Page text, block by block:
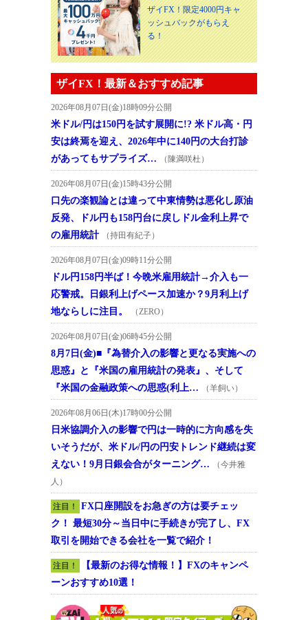
ザイFX！限定4000円キャ
ッシュバックがもらえ
る！
ザイFX！最新＆おすすめ記事
2026年08月07日(金)18時09分公開
米ドル/円は150円を試す展開に!? 米ドル高・円
安は終焉を迎え、2026年中に140円の大台打診
があってもサプライズ…
（陳満咲杜）
2026年08月07日(金)15時43分公開
口先の楽観論とは違って中東情勢は悪化し原油
反発、ドル円も158円台に戻しドル金利上昇で
の雇用統計
（持田有紀子）
2026年08月07日(金)09時11分公開
ドル円158円半ば！今晩米雇用統計→介入も一
応警戒。日銀利上げペース加速か？9月利上げ
地ならしに注目。
（ZERO）
2026年08月07日(金)06時45分公開
8月7日(金)■『為替介入の影響と更なる実施への
思惑』と『米国の雇用統計の発表』、そして
『米国の金融政策への思惑(利上…
（羊飼い）
2026年08月06日(木)17時00分公開
日米協調介入の影響で円は一時的に方向感を失
いそうだが、米ドル/円の円安トレンド継続は変
えない！9月日銀会合がターニング…
（今井雅
人）
注目！
FX口座開設をお急ぎの方は要チェッ
ク！ 最短30分～当日中に手続きが完了し、FX
取引を開始できる会社を一覧で紹介！
注目！
【最新のお得な情報！】FXのキャンペ
ーンおすすめ10選！